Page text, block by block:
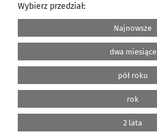
Wybierz przedział:
Najnowsze
dwa miesiące
pół roku
rok
2 lata